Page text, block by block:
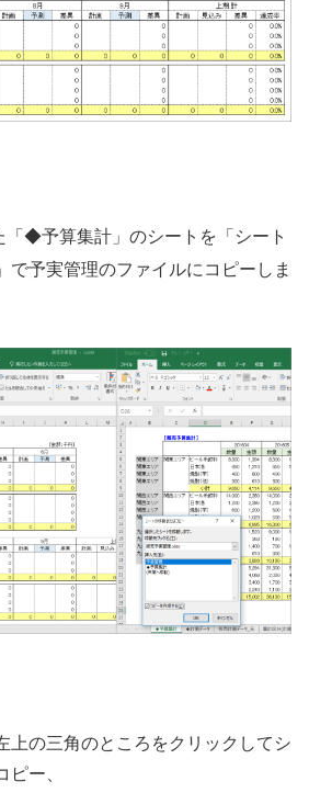
◆予算集計」のシートを「シート
で予実管理のファイルにコピーしま
上の三角のところをクリックしてシ
ピー、